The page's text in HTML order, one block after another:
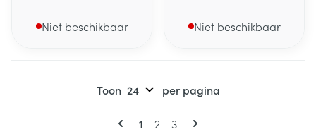
Niet beschikbaar Niet beschikbaar
Pagina's
U lees momenteel pagina
1 Pagina
2 Pagina
3
Toon per pagina